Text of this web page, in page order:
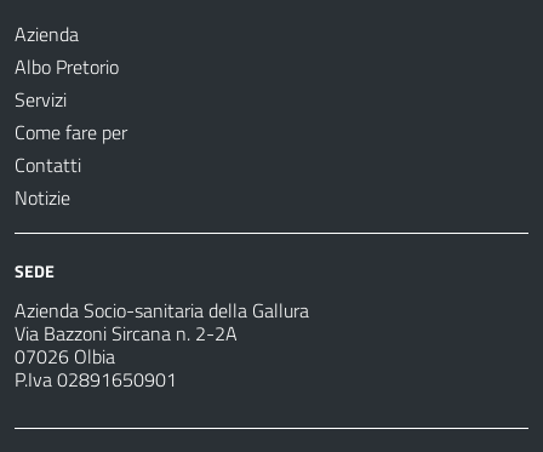
Azienda
Albo Pretorio
Servizi
Come fare per
Contatti
Notizie
SEDE
Azienda Socio-sanitaria della Gallura
Via Bazzoni Sircana n. 2-2A
07026 Olbia
P.Iva 02891650901